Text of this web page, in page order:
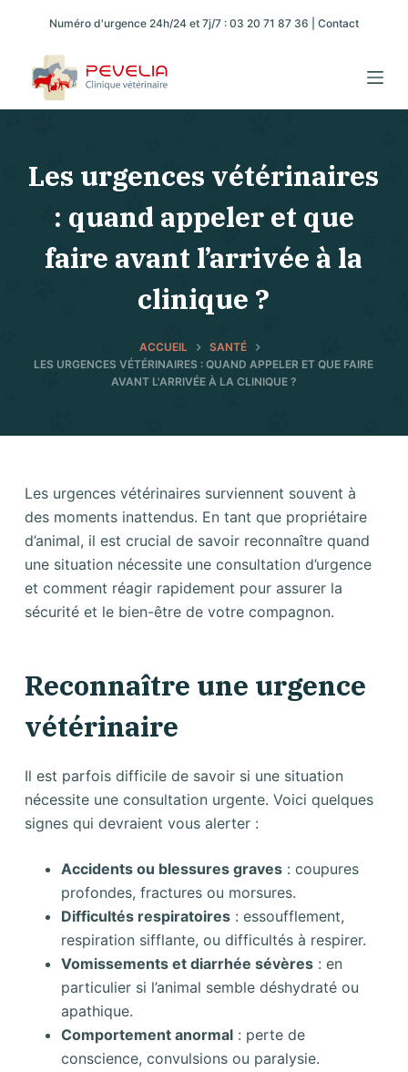
Numéro d'urgence 24h/24 et 7j/7 : 03 20 71 87 36 Contact
Les urgences vétérinaires
: quand appeler et que
faire avant l’arrivée à la
clinique ?
ACCUEIL
SANTÉ
LES URGENCES VÉTÉRINAIRES : QUAND APPELER ET QUE FAIRE
AVANT L'ARRIVÉE À LA CLINIQUE ?
Les urgences vétérinaires surviennent souvent à
des moments inattendus. En tant que propriétaire
d’animal, il est crucial de savoir reconnaître quand
une situation nécessite une consultation d’urgence
et comment réagir rapidement pour assurer la
sécurité et le bien-être de votre compagnon.
Reconnaître une urgence
vétérinaire
Il est parfois difficile de savoir si une situation
nécessite une consultation urgente. Voici quelques
signes qui devraient vous alerter :
Accidents ou blessures graves: coupures
profondes, fractures ou morsures.
Difficultés respiratoires: essoufflement,
respiration sifflante, ou difficultés à respirer.
Vomissements et diarrhée sévères: en
particulier si l’animal semble déshydraté ou
apathique.
Comportement anormal: perte de
conscience, convulsions ou paralysie.